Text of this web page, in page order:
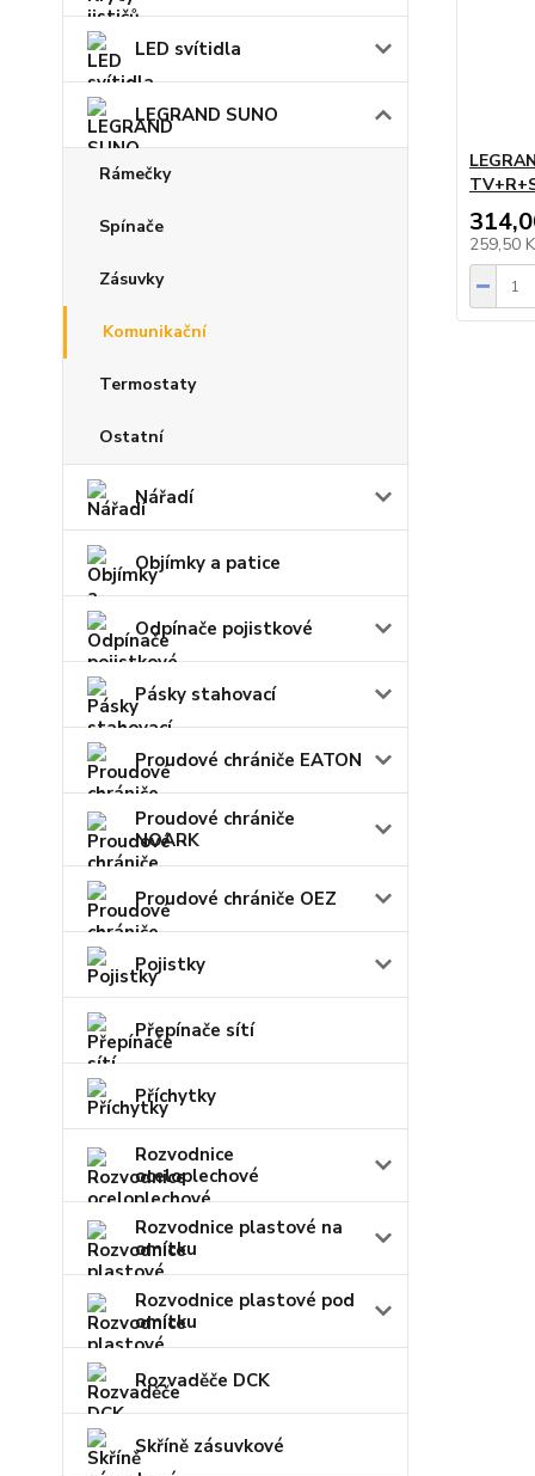
LED svítidla
LEGRAND SUNO
Rámečky
Spínače
Zásuvky
Komunikační
Termostaty
Ostatní
Nářadí
Objímky a patice
Odpínače pojistkové
Pásky stahovací
Proudové chrániče EATON
Proudové chrániče
NOARK
Proudové chrániče OEZ
Pojistky
Přepínače sítí
Příchytky
Rozvodnice
oceloplechové
Rozvodnice plastové na
omítku
Rozvodnice plastové pod
omítku
Rozvaděče DCK
Skříně zásuvkové
259,50